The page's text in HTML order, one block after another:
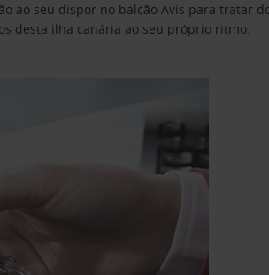
ao seu dispor no balcão Avis para tratar
desta ilha canária ao seu próprio ritmo.